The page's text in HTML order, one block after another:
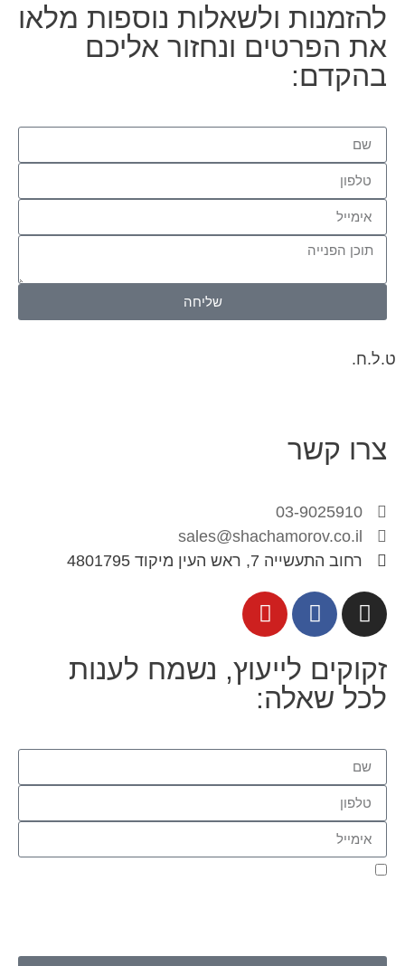
להזמנות ולשאלות נוספות מלאו
את הפרטים ונחזור אליכם
בהקדם:
שליחה
ט.ל.ח.
צרו קשר
03-9025910
sales@shachamorov.co.il
רחוב התעשייה 7, ראש העין מיקוד 4801795
זקוקים לייעוץ, נשמח לענות
לכל שאלה: